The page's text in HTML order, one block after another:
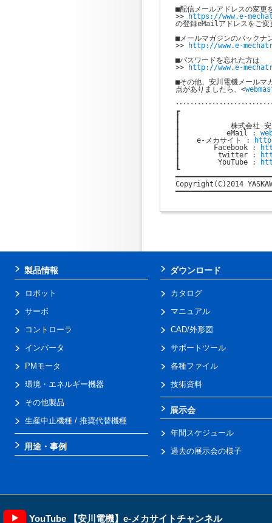
■配信メールアドレスの変更
>>
https://www.e-
の登録eMailアドレスをご変
■メールマガジンのバックナ
>>
http://www.e-
■パスワードを忘れた方は
>>
http://www.e-
■その他、安川電機メールマ
点がありましたら、<
┏
┃            株式会社 安
┃           eMail :
┃    e-メカサイト :
┃        Facebook :
┃         twitter :
┃         YouTube :
┗
Copyright(C)2014
製品情報
ロボット
サーボ
コントローラ
インバータ
PMモータ
環境・エネルギー機器
その他製品
生産中止機種 / 推奨代替機種
用途・事例
ダウンロード
カタログ
マニュアル
CAD/外形図
サポートツール
各種ファイル
技術資料
展示会
年間スケジュール
過去の展示会の様子
YouTube 【安川電機】e-メカサイトチャンネル